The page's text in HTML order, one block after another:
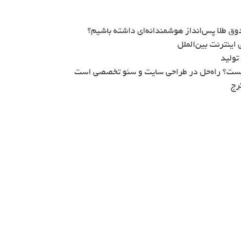
طلا پس‌انداز هوشمندانه‌ای داشته باشیم؟
بین‌الملل
راه‌حل در طراحی سایت و سئو تخصصی است